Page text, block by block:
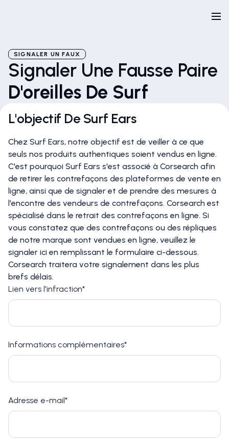
SIGNALER UN FAUX
Signaler Une Fausse Paire
D'oreilles De Surf
L'objectif De Surf Ears
Chez Surf Ears, notre objectif est de veiller à ce que
seuls nos produits authentiques soient vendus en ligne.
C'est pourquoi Surf Ears s'est associé à Corsearch afin
de retirer les contrefaçons des plateformes de vente en
ligne, ainsi que de signaler et de prendre des mesures à
l'encontre des vendeurs de contrefaçons. Corsearch est
spécialisé dans le retrait des contrefaçons en ligne. Si
vous constatez que des contrefaçons ou des répliques
de notre marque sont vendues en ligne, veuillez le
signaler ici en remplissant le formulaire ci-dessous.
Corsearch traitera votre signalement dans les plus
brefs délais.
Lien vers l'infraction*
Informations complémentaires*
Adresse e-mail*